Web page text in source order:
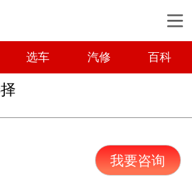
选车 汽修 百科
我要咨询